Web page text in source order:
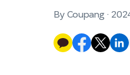
By Coupang ·